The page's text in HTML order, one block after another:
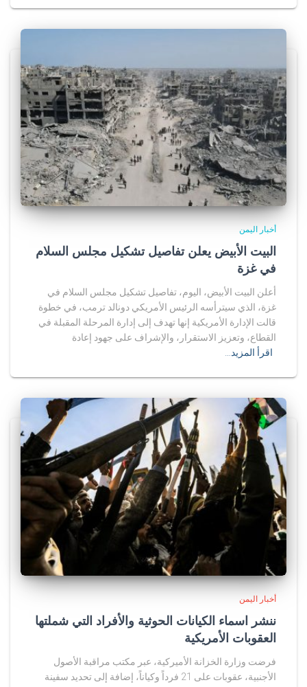
أخبار اليمن
البيت الأبيض يعلن تفاصيل تشكيل مجلس السلام
في غزة
أعلن البيت الأبيض، اليوم، تفاصيل تشكيل مجلس السلام في
غزة، الذي سيترأسه الرئيس الأمريكي دونالد ترمب، في خطوة
قالت الإدارة الأمريكية إنها تهدف إلى إدارة المرحلة المقبلة في
القطاع، وتعزيز الاستقرار، والإشراف على جهود إعادة
اقرأ المزيد…
أخبار اليمن
ننشر اسماء الكيانات الحوثية والأفراد التي شملتها
العقوبات الأمريكية
فرضت وزارة الخزانة الأميركية، عبر مكتب مراقبة الأصول
الأجنبية، عقوبات على 21 فرداً وكياناً، إضافة إلى تحديد سفينة